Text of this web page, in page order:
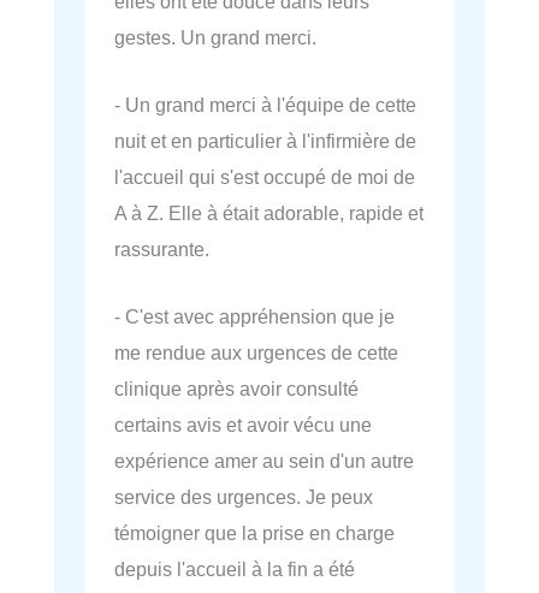
gestes. Un grand merci.
- Un grand merci à l'équipe de cette
nuit et en particulier à l'infirmière de
l'accueil qui s'est occupé de moi de
A à Z. Elle à était adorable, rapide et
rassurante.
- C'est avec appréhension que je
me rendue aux urgences de cette
clinique après avoir consulté
certains avis et avoir vécu une
expérience amer au sein d'un autre
service des urgences. Je peux
témoigner que la prise en charge
depuis l'accueil à la fin a été